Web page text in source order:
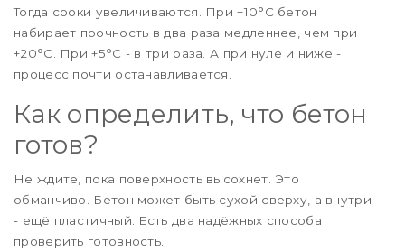
Тогда сроки увеличиваются. При +10°C бетон
набирает прочность в два раза медленнее, чем при
+20°C. При +5°C - в три раза. А при нуле и ниже -
процесс почти останавливается.
Как определить, что бетон
готов?
Не ждите, пока поверхность высохнет. Это
обманчиво. Бетон может быть сухой сверху, а внутри
- ещё пластичный. Есть два надёжных способа
проверить готовность.